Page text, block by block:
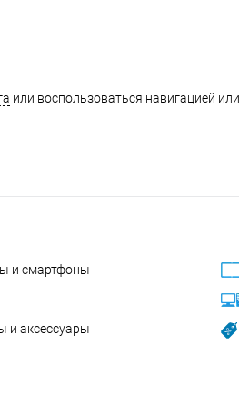
или воспользоваться навигацией
и смартфоны
и аксессуары